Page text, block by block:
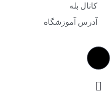
کانال بله
آدرس آموزشگاه